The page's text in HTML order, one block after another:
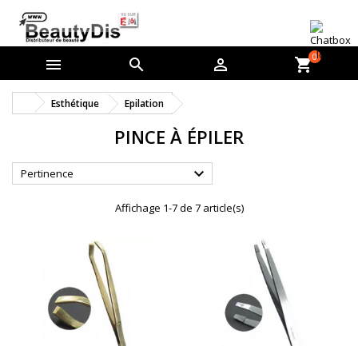
   shopping_cart0
Esthétique Epilation
PINCE À ÉPILER
Pertinence 
Affichage 1-7 de 7 article(s)